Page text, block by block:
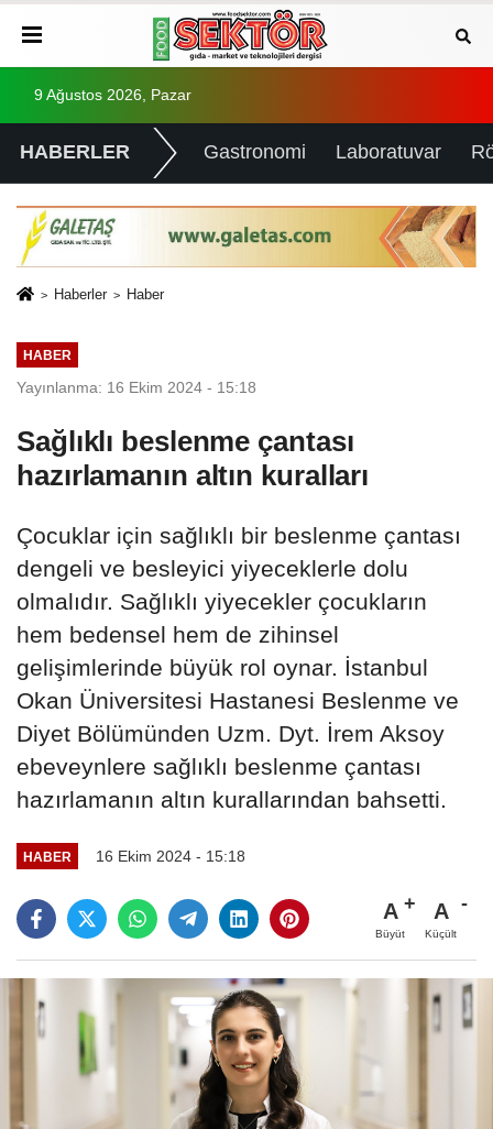
9 Ağustos 2026, Pazar
HABERLER Gastronomi Laboratuvar
Haberler Haber
HABER
Yayınlanma: 16 Ekim 2024 - 15:18
Sağlıklı beslenme çantası
hazırlamanın altın kuralları
Çocuklar için sağlıklı bir beslenme çantası
dengeli ve besleyici yiyeceklerle dolu
olmalıdır. Sağlıklı yiyecekler çocukların
hem bedensel hem de zihinsel
gelişimlerinde büyük rol oynar. İstanbul
Okan Üniversitesi Hastanesi Beslenme ve
Diyet Bölümünden Uzm. Dyt. İrem Aksoy
ebeveynlere sağlıklı beslenme çantası
hazırlamanın altın kurallarından bahsetti.
HABER 16 Ekim 2024 - 15:18
A
Büyüt
A
Küçült